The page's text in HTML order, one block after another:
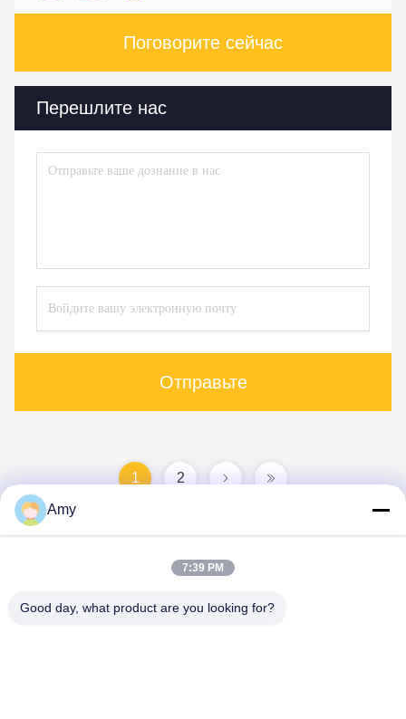
Поговорите сейчас
Перешлите нас
Отправьте
1 2
Amy
7:39 PM
Good day, what product are you looking for?